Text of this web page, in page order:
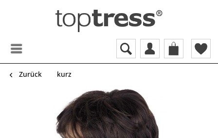
Zurück kurz